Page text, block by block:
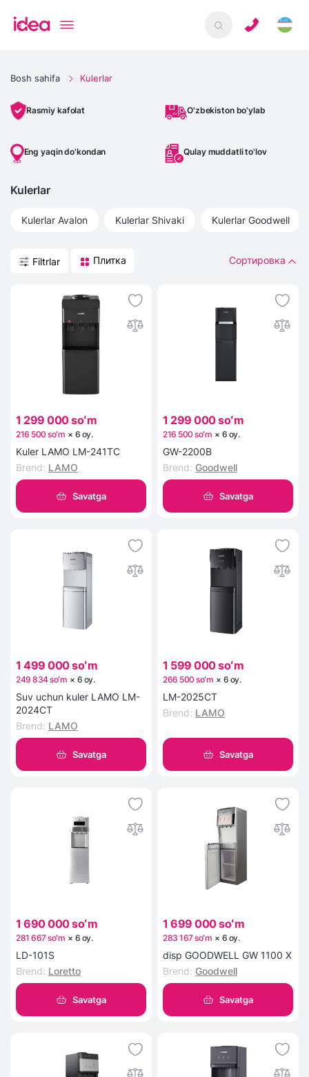
Bosh sahifa Kulerlar
Rasmiy kafolat O'zbekiston bo'ylab
Eng yaqin do'kondan Qulay muddatli to'lov
Kulerlar
Kulerlar Avalon Kulerlar Shivaki Kulerlar Goodwell
Filtrlar Плитка Сортировка
1 299 000 soʻm
216 500 soʻm × 6 oy.
Kuler LAMO LM-241TC
Brend: LAMO
Savatga
1 299 000 soʻm
216 500 soʻm × 6 oy.
GW-2200B
Brend: Goodwell
Savatga
1 499 000 soʻm
249 834 soʻm × 6 oy.
Suv uchun kuler LAMO LM-
2024CT
Brend: LAMO
Savatga
1 599 000 soʻm
266 500 soʻm × 6 oy.
LM-2025CT
Brend: LAMO
Savatga
1 690 000 soʻm
281 667 soʻm × 6 oy.
LD-101S
Brend: Loretto
Savatga
1 699 000 soʻm
283 167 soʻm × 6 oy.
disp GOODWELL GW 1100 X
Brend: Goodwell
Savatga